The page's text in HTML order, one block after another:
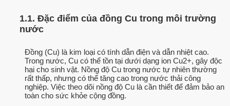
1.1. Đặc điểm của đồng Cu trong môi trường
nước
Đồng (Cu) là kim loại có tính dẫn điện và dẫn nhiệt cao.
Trong nước, Cu có thể tồn tại dưới dạng ion Cu2+, gây độc
hại cho sinh vật. Nồng độ Cu trong nước tự nhiên thường
rất thấp, nhưng có thể tăng cao trong nước thải công
nghiệp. Việc theo dõi nồng độ Cu là cần thiết để đảm bảo an
toàn cho sức khỏe cộng đồng.